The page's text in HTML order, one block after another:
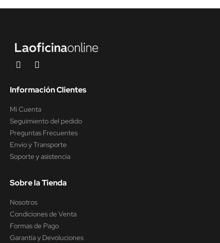
Información Clientes
Mi Cuenta
Seguimiento del pedido
Preguntas Frecuentes
Envío y Transporte
Soporte y asistencia
Sobre la Tienda
Nosotros
Condiciones de Venta
Formas de Pago
Garantía y Devoluciones